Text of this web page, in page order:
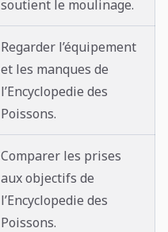
soutient le moulinage.
Regarder l’équipement
et les manques de
l’Encyclopedie des
Poissons.
Comparer les prises
aux objectifs de
l’Encyclopedie des
Poissons.